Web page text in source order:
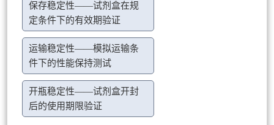
保存稳定性——试剂盒在规
定条件下的有效期验证
运输稳定性——模拟运输条
件下的性能保持测试
开瓶稳定性——试剂盒开封
后的使用期限验证